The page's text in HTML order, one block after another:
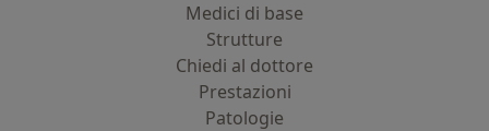
Medici di base
Strutture
Chiedi al dottore
Prestazioni
Patologie